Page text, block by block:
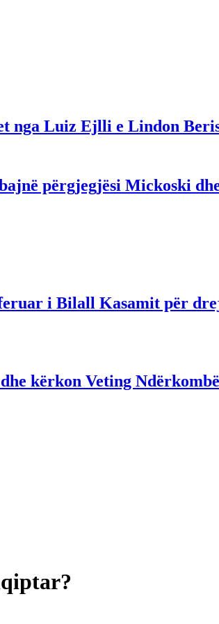
nga Luiz Ejlli e Lindon
përgjegjësi Mickoski
i Bilall Kasamit për
kërkon Veting